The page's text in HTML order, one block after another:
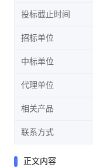
投标截止时间
招标单位
中标单位
代理单位
相关产品
联系方式
正文内容